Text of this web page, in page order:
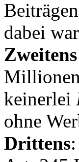
dabei
Zweitens
keinerlei
ohne
Drittens